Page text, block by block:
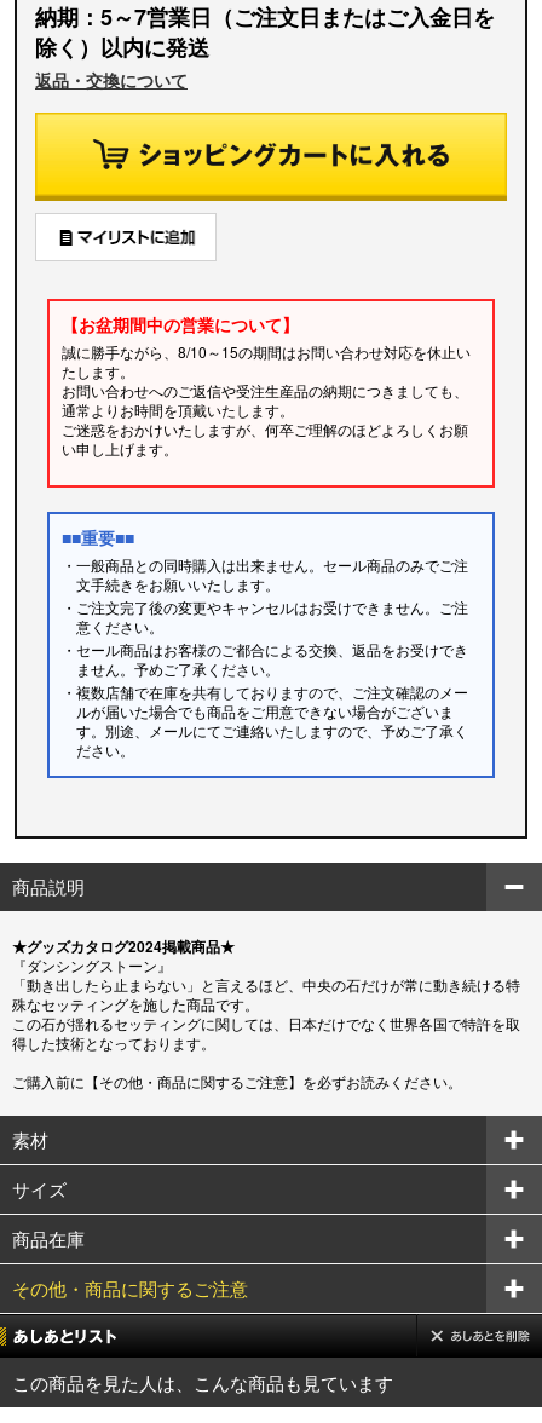
納期：5～7営業日（ご注文日またはご入金日を
除く）以内に発送
返品・交換について
【お盆期間中の営業について】
誠に勝手ながら、8/10～15の期間はお問い合わせ対応を休止い
たします。
お問い合わせへのご返信や受注生産品の納期につきましても、
通常よりお時間を頂戴いたします。
ご迷惑をおかけいたしますが、何卒ご理解のほどよろしくお願
い申し上げます。
■■重要■■
・一般商品との同時購入は出来ません。セール商品のみでご注
文手続きをお願いいたします。
・ご注文完了後の変更やキャンセルはお受けできません。ご注
意ください。
・セール商品はお客様のご都合による交換、返品をお受けでき
ません。予めご了承ください。
・複数店舗で在庫を共有しておりますので、ご注文確認のメー
ルが届いた場合でも商品をご用意できない場合がございま
す。別途、メールにてご連絡いたしますので、予めご了承く
ださい。
商品説明
★グッズカタログ2024掲載商品★
『ダンシングストーン』
「動き出したら止まらない」と言えるほど、中央の石だけが常に動き続ける特
殊なセッティングを施した商品です。
この石が揺れるセッティングに関しては、日本だけでなく世界各国で特許を取
得した技術となっております。
ご購入前に【その他・商品に関するご注意】を必ずお読みください。
素材
サイズ
商品在庫
その他・商品に関するご注意
この商品を見た人は、こんな商品も見ています